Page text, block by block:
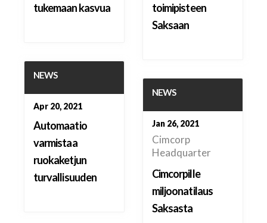
tukemaan kasvua
toimipisteen
Saksaan
NEWS
Apr 20, 2021
Automaatio
varmistaa
ruokaketjun
turvallisuuden
NEWS
Jan 26, 2021
Cimcorp
Headquarter
Cimcorpille
miljoonatilaus
Saksasta